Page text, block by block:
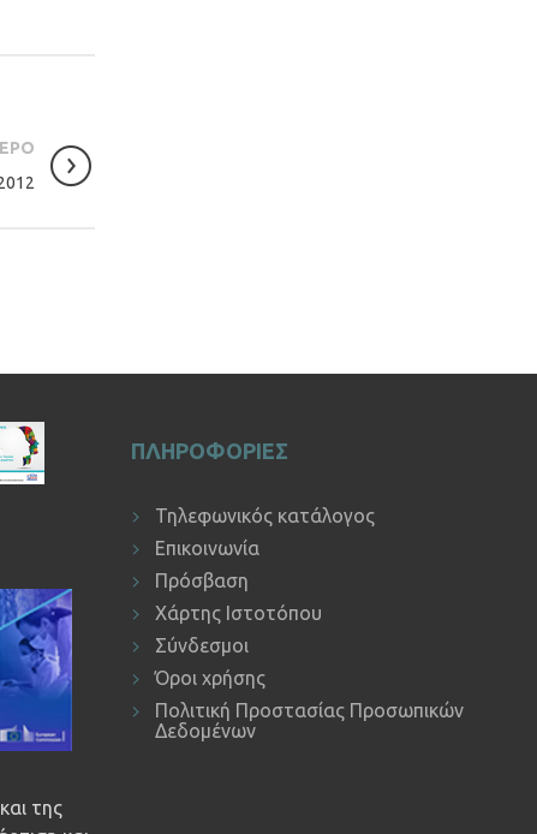
της
ΠΛΗΡΟΦΟΡΙΕΣ
Τηλεφωνικός κατάλογος
Επικοινωνία
Πρόσβαση
Χάρτης Ιστοτόπου
Σύνδεσμοι
Όροι χρήσης
Πολιτική Προστασίας Προσωπικών
Δεδομένων